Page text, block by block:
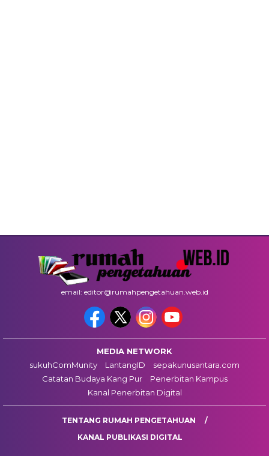
email: editor@rumahpengetahuan.web.id
MEDIA NETWORK
sukuhComMunity
LantangID
sepakunusantara.com
Catatan Budaya Kang Pur
Penerbitan Kampus
Kanal Penerbitan Digital
TENTANG RUMAH PENGETAHUAN
KANAL PUBLIKASI DIGITAL